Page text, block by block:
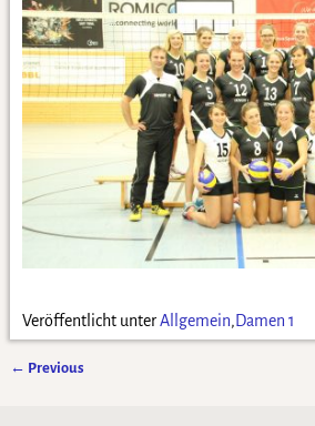
Veröffentlicht unter Allgemein,Damen 1
← Previous